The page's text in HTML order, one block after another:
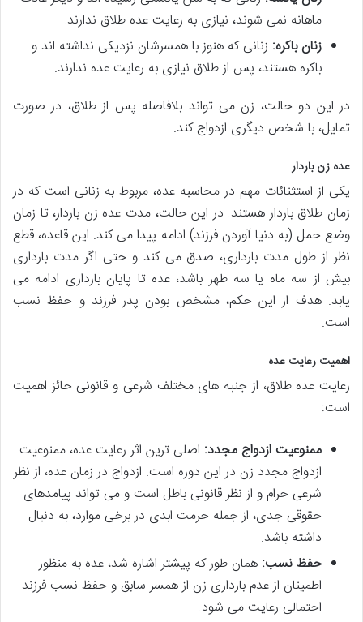
ماهانه نمی شوند، نیازی به رعایت عده طلاق ندارند.
زنان باکره: زنانی که هنوز با همسرشان نزدیکی نداشته اند و
باکره هستند، پس از طلاق نیازی به رعایت عده ندارند.
در این دو حالت، زن می تواند بلافاصله پس از طلاق، در صورت
تمایل، با شخص دیگری ازدواج کند.
عده زن باردار
یکی از استثنائات مهم در محاسبه عده، مربوط به زنانی است که در
زمان طلاق باردار هستند. در این حالت، مدت عده زن باردار، تا زمان
وضع حمل (به دنیا آوردن فرزند) ادامه پیدا می کند. این قاعده، قطع
نظر از طول مدت بارداری، صدق می کند و حتی اگر مدت بارداری
بیش از سه ماه یا سه طهر باشد، عده تا پایان بارداری ادامه می
یابد. هدف از این حکم، مشخص بودن پدر فرزند و حفظ نسب
است.
اهمیت رعایت عده
رعایت عده طلاق، از جنبه های مختلف شرعی و قانونی حائز اهمیت
است:
ممنوعیت ازدواج مجدد: اصلی ترین اثر رعایت عده، ممنوعیت
ازدواج مجدد زن در این دوره است. ازدواج در زمان عده، از نظر
شرعی حرام و از نظر قانونی باطل است و می تواند پیامدهای
حقوقی جدی، از جمله حرمت ابدی در برخی موارد، به دنبال
داشته باشد.
حفظ نسب: همان طور که پیشتر اشاره شد، عده به منظور
اطمینان از عدم بارداری زن از همسر سابق و حفظ نسب فرزند
احتمالی رعایت می شود.